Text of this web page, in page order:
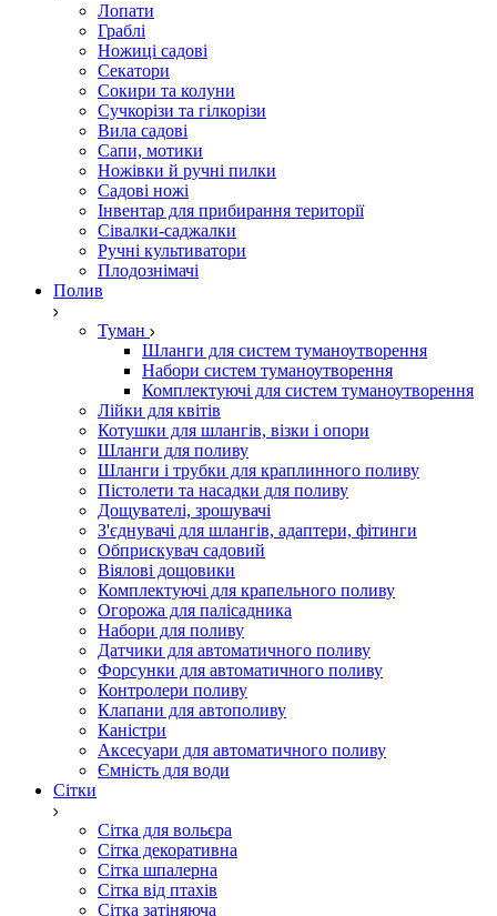
Лопати
Граблі
Ножиці садові
Секатори
Сокири та колуни
Сучкорізи та гілкорізи
Вила садові
Сапи, мотики
Ножівки й ручні пилки
Садові ножі
Інвентар для прибирання території
Сівалки-саджалки
Ручні культиватори
Плодознімачі
Полив
Туман
Шланги для систем туманоутворення
Набори систем туманоутворення
Комплектуючі для систем туманоутворення
Лійки для квітів
Котушки для шлангів, візки і опори
Шланги для поливу
Шланги і трубки для краплинного поливу
Пістолети та насадки для поливу
Дощувателі, зрошувачі
З'єднувачі для шлангів, адаптери, фітинги
Обприскувач садовий
Віялові дощовики
Комплектуючі для крапельного поливу
Огорожа для палісадника
Набори для поливу
Датчики для автоматичного поливу
Форсунки для автоматичного поливу
Контролери поливу
Клапани для автополиву
Каністри
Аксесуари для автоматичного поливу
Ємність для води
Сітки
Сітка для вольєра
Сітка декоративна
Сітка шпалерна
Сітка від птахів
Сітка затіняюча